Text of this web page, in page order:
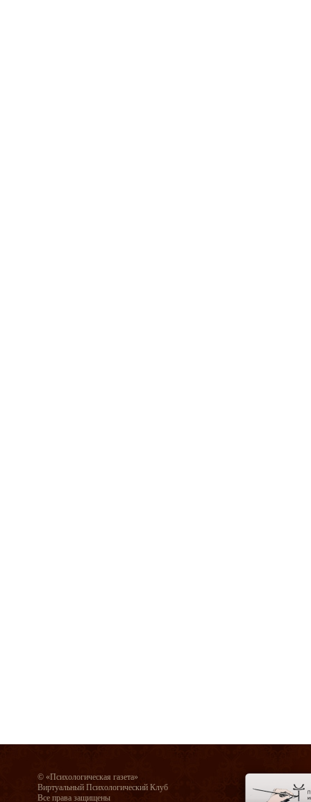
© «Психологическая газета»
Виртуальный Психологический Клуб
Все права защищены